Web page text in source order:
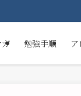
勉強手順